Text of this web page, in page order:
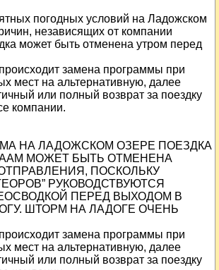
погодных условий на Ладожском
независящих от компании
может быть отменена утром перед
замена программы при
мест на альтернативную, далее
или полный возврат за поездку
компании.
НА ЛАДОЖСКОМ ОЗЕРЕ ПОЕЗДКА
МОЖЕТ БЫТЬ ОТМЕНЕНА
ПОСКОЛЬКУ
РУКОВОДСТВУЮТСЯ
ПЕРЕД ВЫХОДОМ В
ШТОРМ НА ЛАДОГЕ ОЧЕНЬ
замена программы при
мест на альтернативную, далее
или полный возврат за поездку